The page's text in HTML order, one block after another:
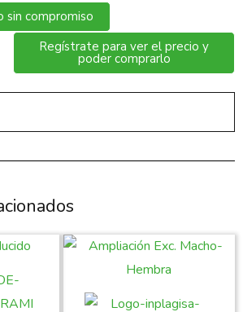
sin compromiso
Regístrate para ver el precio y
poder comprarlo